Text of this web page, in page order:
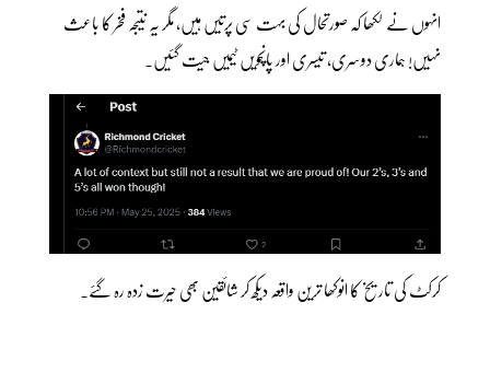
انہوں نے لکھا کہ صورتحال کی بہت سی پرتیں ہیں، مگر یہ نتیجہ فخر کا باعث
نہیں! ہماری دوسری، تیسری اور پانچویں ٹیمیں جیت گئیں۔
کرکٹ کی تاریخ کا انوکھا ترین واقعہ دیکھ کر شائقین بھی حیرت زدہ رہ گئے۔